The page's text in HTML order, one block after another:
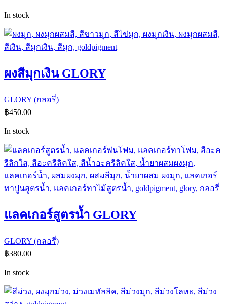
In stock
ผงสีมุกเงิน GLORY
GLORY (กลอรี่)
฿450.00
In stock
แลคเกอร์สูตรน้ำ GLORY
GLORY (กลอรี่)
฿380.00
In stock